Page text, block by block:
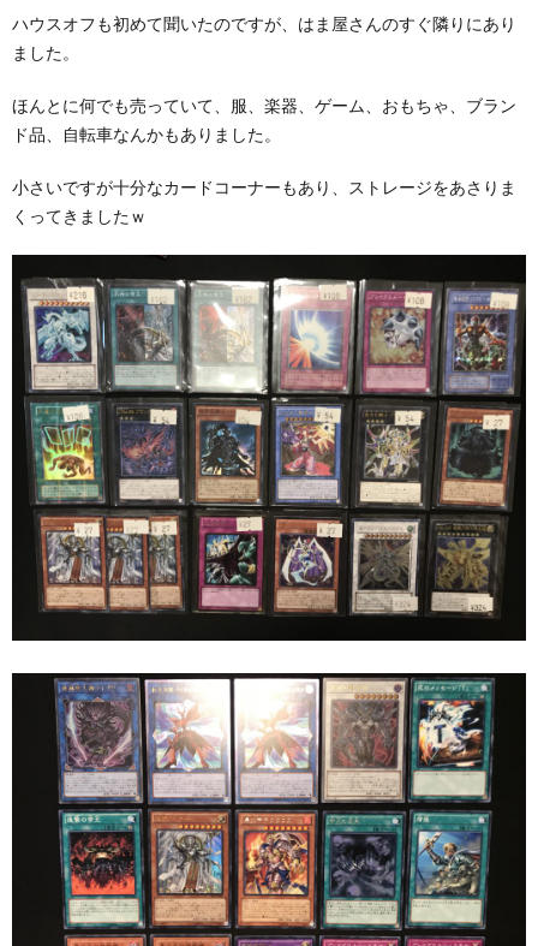
ハウスオフも初めて聞いたのですが、はま屋さんのすぐ隣りにあり
ました。
ほんとに何でも売っていて、服、楽器、ゲーム、おもちゃ、ブラン
ド品、自転車なんかもありました。
小さいですが十分なカードコーナーもあり、ストレージをあさりま
くってきましたｗ